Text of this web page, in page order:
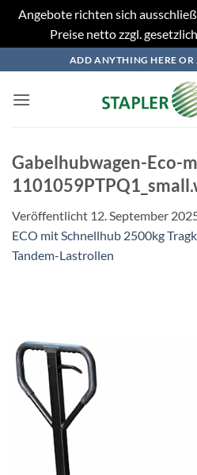
Angebote richten sich
Preise netto zzgl.
Inhalt
springen
ADD ANYTHING HERE OR
Gabelhubwagen-Eco-
Veröffentlicht 12. September
ECO mit Schnellhub 2500kg
Tandem-Lastrollen